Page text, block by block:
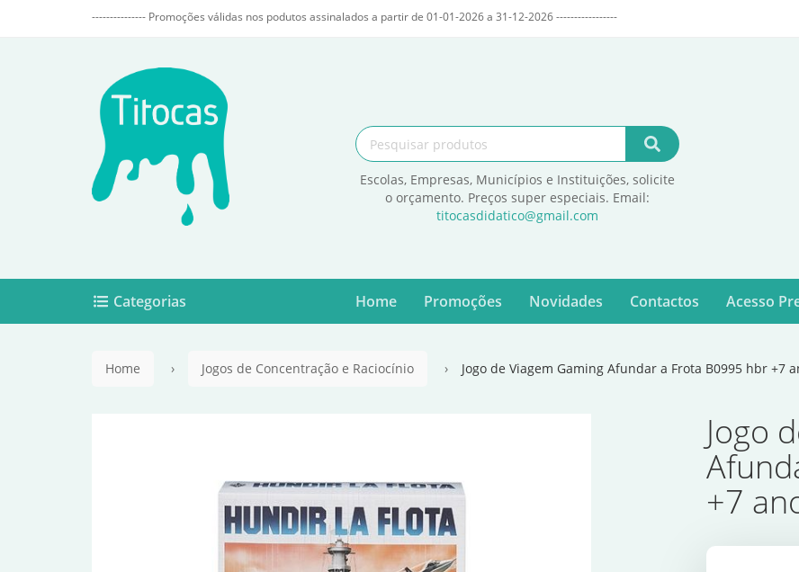
--------------- Promoções válidas nos podutos assinalados a partir de 01-01-2026 a 31-12-2026 -----------------
Escolas, Empresas, Municípios e Instituições, solicite
o orçamento. Preços super especiais. Email:
titocasdidatico@gmail.com
Home Promoções Novidades Contactos Acesso
Categorias
Home Jogos de Concentração e Raciocínio Jogo de Viagem Gaming Afundar a Frota B0995 hbr +7
Jogo
+7